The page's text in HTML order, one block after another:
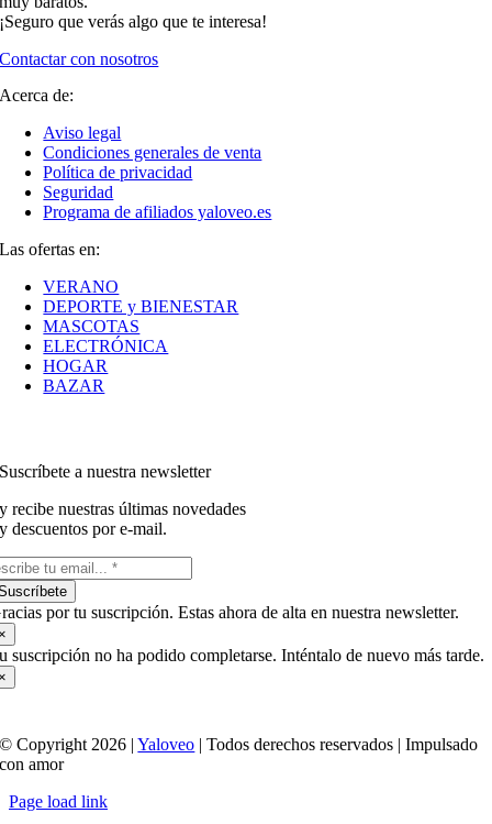
¡Seguro que verás algo que te interesa!
Contactar con nosotros
Acerca de:
Aviso legal
Condiciones generales de venta
Política de privacidad
Seguridad
Programa de afiliados yaloveo.es
Las ofertas en:
VERANO
DEPORTE y BIENESTAR
MASCOTAS
ELECTRÓNICA
HOGAR
BAZAR
Suscríbete a nuestra newsletter
y recibe nuestras últimas novedades
y descuentos por e-mail.
por tu suscripción. Estas ahora de alta en nuestra newsletter.
suscripción no ha podido completarse. Inténtalo de nuevo más tarde.
© Copyright 2026 |Yaloveo | Todos derechos reservados | Impulsado
con amor
Page load link